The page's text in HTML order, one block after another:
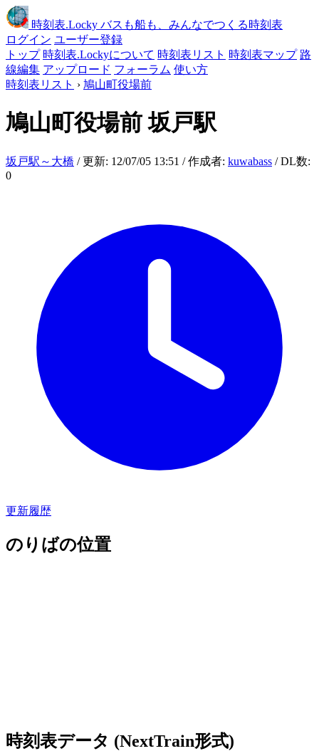
時刻表.Locky バスも船も、みんなでつくる時刻表
ログイン ユーザー登録
トップ 時刻表.Lockyについて 時刻表リスト 時刻表マップ 路
線編集 アップロード フォーラム 使い方
時刻表リスト › 鳩山町役場前
鳩山町役場前坂戸駅
坂戸駅～大橋 / 更新: 12/07/05 13:51 / 作成者: kuwabass / DL数:
0
更新履歴
のりばの位置
時刻表データ (NextTrain形式)